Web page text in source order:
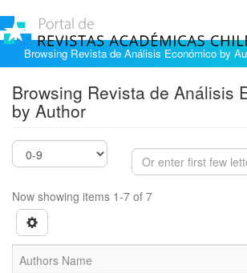
Browsing Revista de Análisis Económico by
Browsing Revista de Análisis
by Author
Now showing items 1-7 of 7
Authors Name